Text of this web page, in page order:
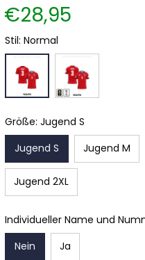
€28,95
Stil: Normal
Größe: Jugend S
Jugend S
Jugend M
Jugend 2XL
Individueller Name und
Nein
Ja